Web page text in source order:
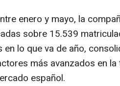
enero y mayo, la
sobre 15.539
en lo que va de año,
más avanzados en
español.